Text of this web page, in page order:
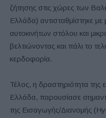
ζήτησης στις χώρες των
Ελλάδα) αντισταθμίστηκε με
αυτοκινήτων στόλου και
βελτιώνοντας και πάλι το
κερδοφορία.
Τέλος, η δραστηριότητα της
Ελλάδα, παρουσίασε
της Εισαγωγής/Διανομής